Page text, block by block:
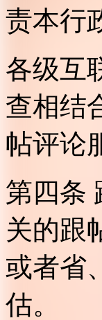
责本行
各级互
查相结
帖评论
第四条
关的跟
或者省
估。